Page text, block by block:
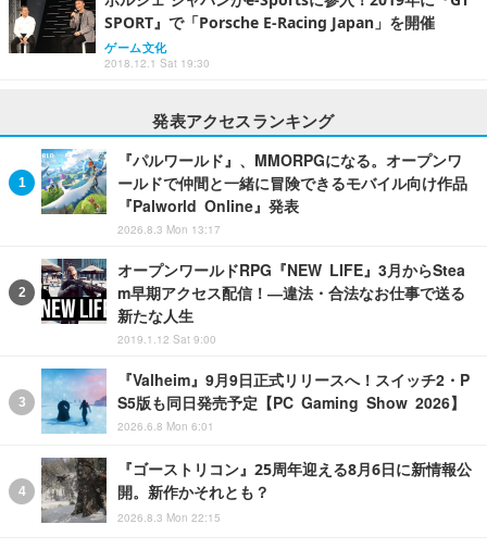
SPORT』で「Porsche E-Racing Japan」を開催
ゲーム文化
2018.12.1 Sat 19:30
発表アクセスランキング
『パルワールド』、MMORPGになる。オープンワ
ールドで仲間と一緒に冒険できるモバイル向け作品
『Palworld Online』発表
2026.8.3 Mon 13:17
オープンワールドRPG『NEW LIFE』3月からStea
m早期アクセス配信！―違法・合法なお仕事で送る
新たな人生
2019.1.12 Sat 9:00
『Valheim』9月9日正式リリースへ！スイッチ2・P
S5版も同日発売予定【PC Gaming Show 2026】
2026.6.8 Mon 6:01
『ゴーストリコン』25周年迎える8月6日に新情報公
開。新作かそれとも？
2026.8.3 Mon 22:15